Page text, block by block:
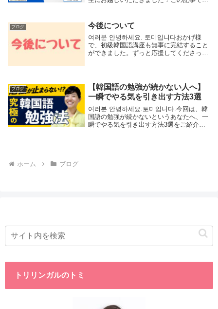
詳しくご紹介していきます。日韓通訳オン
ライン講...
ブログ 今後について
여러분 안녕하세요. 토미입니다おかげ様
で、初級韓国語講座も無事に完結すること
ができました。ずっと応援してくださった
ネル...
ブログ
【韓国語の勉強が続かない人へ】
一瞬でやる気を引き出す方法3選
여러분 안녕하세요.토미입니다.今回は、韓
国語の勉強が続かないというあなたへ、一
瞬でやる気を引き出す方法3選をご紹介し
ホーム
ブログ
トリリンガルのトミ